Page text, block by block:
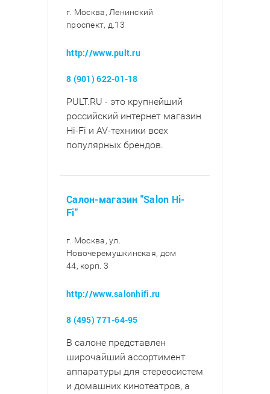
г. Москва, Ленинский
проспект, д.13
http://www.pult.ru
8 (901) 622-01-18
PULT.RU - это крупнейший
российский интернет магазин
Hi-Fi и AV-техники всех
популярных брендов.
Салон-магазин "Salon Hi-
Fi"
г. Москва, ул.
Новочеремушкинская, дом
44, корп. 3
http://www.salonhifi.ru
8 (495) 771-64-95
В салоне представлен
широчайший ассортимент
аппаратуры для стереосистем
и домашних кинотеатров, а